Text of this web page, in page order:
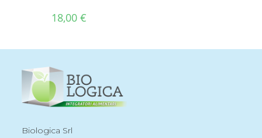
18,00€
Biologica Srl